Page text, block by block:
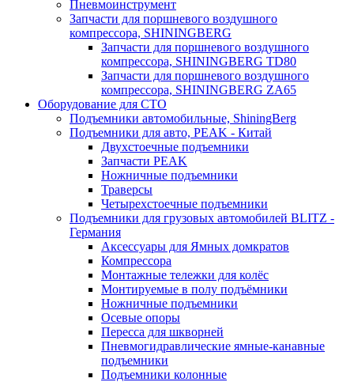
Пневмоинструмент
Запчасти для поршневого воздушного
компрессора, SHININGBERG
Запчасти для поршневого воздушного
компрессора, SHININGBERG TD80
Запчасти для поршневого воздушного
компрессора, SHININGBERG ZA65
Оборудование для СТО
Подъемники автомобильные, ShiningBerg
Подъемники для авто, PEAK - Китай
Двухстоечные подъемники
Запчасти PEAK
Ножничные подъемники
Траверсы
Четырехстоечные подъемники
Подъемники для грузовых автомобилей BLITZ -
Германия
Аксессуары для Ямных домкратов
Компрессора
Монтажные тележки для колёс
Монтируемые в полу подъёмники
Ножничные подъемники
Осевые опоры
Пересса для шкворней
Пневмогидравлические ямные-канавные
подъемники
Подъемники колонные